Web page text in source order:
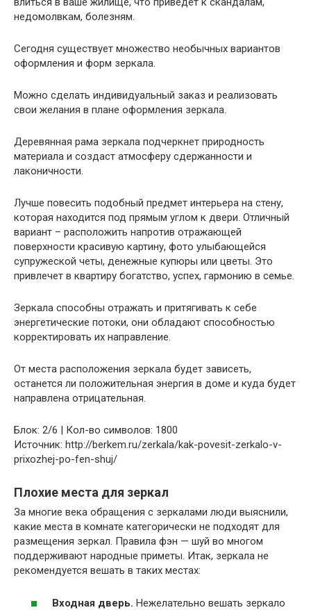
недомолвкам, болезням.
Сегодня существует множество необычных вариантов
оформления и форм зеркала.
Можно сделать индивидуальный заказ и реализовать
свои желания в плане оформления зеркала.
Деревянная рама зеркала подчеркнет природность
материала и создаст атмосферу сдержанности и
лаконичности.
Лучше повесить подобный предмет интерьера на стену,
которая находится под прямым углом к двери. Отличный
вариант – расположить напротив отражающей
поверхности красивую картину, фото улыбающейся
супружеской четы, денежные купюры или цветы. Это
привлечет в квартиру богатство, успех, гармонию в семье.
Зеркала способны отражать и притягивать к себе
энергетические потоки, они обладают способностью
корректировать их направление.
От места расположения зеркала будет зависеть,
останется ли положительная энергия в доме и куда будет
направлена отрицательная.
Блок: 2/6 | Кол-во символов: 1800
Источник: http://berkem.ru/zerkala/kak-povesit-zerkalo-v-
prixozhej-po-fen-shuj/
Плохие места для зеркал
За многие века обращения с зеркалами люди выяснили,
какие места в комнате категорически не подходят для
размещения зеркал. Правила фэн — шуй во многом
поддерживают народные приметы. Итак, зеркала не
рекомендуется вешать в таких местах:
Входная дверь. Нежелательно вешать зеркало